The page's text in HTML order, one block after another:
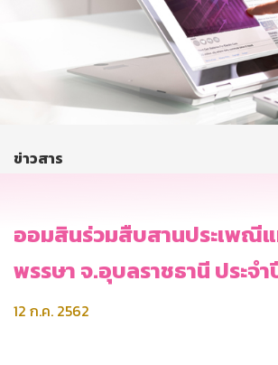
บริการทางการเงิน
ติดต่อเรา
บริการออนไลน์
ข่าวสาร
ออมสินร่วมสืบสานประเพณีแ
พรรษา จ.อุบลราชธานี ประจำ
12 ก.ค. 2562